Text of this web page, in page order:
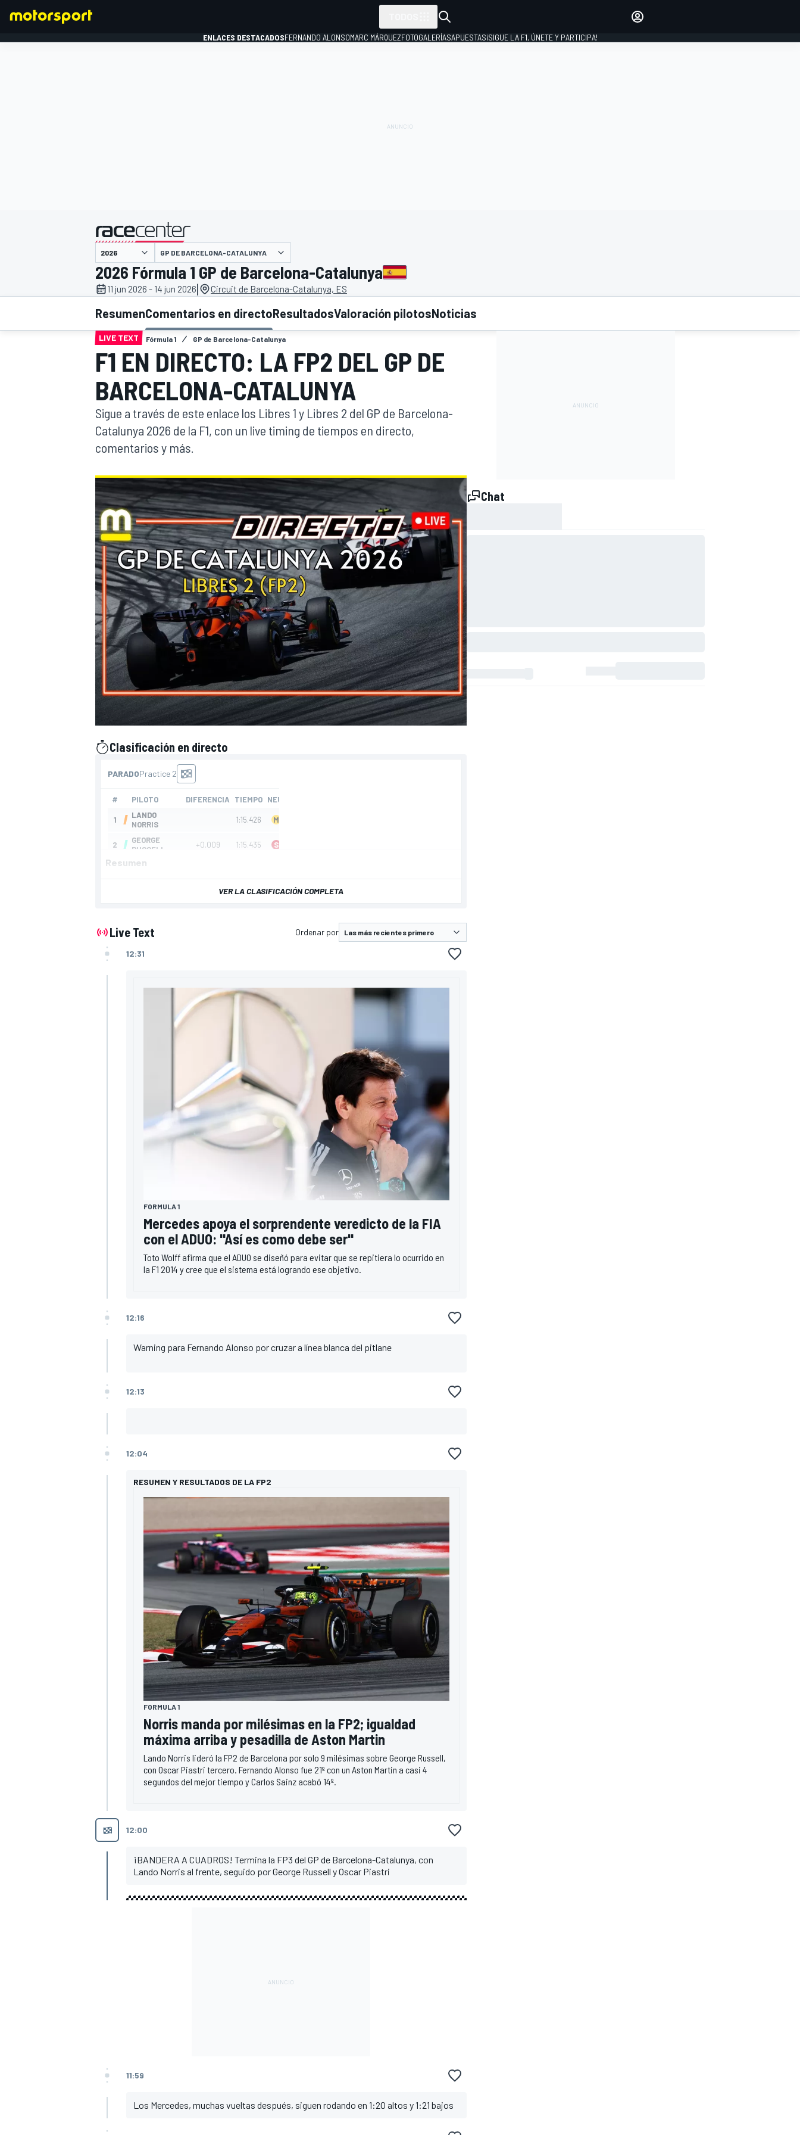
INDYCAR WRC
WEC FÓRMULA E
MÁS CATEGORÍAS
ENLACES DESTACADOSFERNANDO ALONSOMARC MÁRQUEZFOTOGALERÍASAPUESTAS¡SIGUE LA F1, ÚNETE Y PARTICIPA!
presentado por
GP DE BARCELONA-CATALUNYA
2026 Fórmula 1 GP de Barcelona-Catalunya
11 jun 2026 - 14 jun 2026| Circuit de Barcelona-Catalunya, ES
ResumenComentarios en directoResultadosValoración pilotosNoticias
LIVE TEXT Fórmula 1 GP de Barcelona-Catalunya
F1 EN DIRECTO: LA FP2 DEL GP DE
BARCELONA-CATALUNYA
Sigue a través de este enlace los Libres 1 y Libres 2 del GP de Barcelona-
Catalunya 2026 de la F1, con un live timing de tiempos en directo,
comentarios y más.
Clasificación en directo
presentado por
Resumen
VER LA CLASIFICACIÓN COMPLETA
Live Text Ordenar por
12:31
FORMULA 1
Mercedes apoya el sorprendente veredicto de la FIA
con el ADUO: "Así es como debe ser"
Toto Wolff afirma que el ADUO se diseñó para evitar que se repitiera lo ocurrido en
la F1 2014 y cree que el sistema está logrando ese objetivo.
12:16
Warning para Fernando Alonso por cruzar a línea blanca del pitlane
12:13
12:04
RESUMEN Y RESULTADOS DE LA FP2
FORMULA 1
Norris manda por milésimas en la FP2; igualdad
máxima arriba y pesadilla de Aston Martin
Lando Norris lideró la FP2 de Barcelona por solo 9 milésimas sobre George Russell,
con Oscar Piastri tercero. Fernando Alonso fue 21º con un Aston Martin a casi 4
segundos del mejor tiempo y Carlos Sainz acabó 14º.
12:00
¡BANDERA A CUADROS! Termina la FP3 del GP de Barcelona-Catalunya, con
Lando Norris al frente, seguido por George Russell y Oscar Piastri
11:59
Los Mercedes, muchas vueltas después, siguen rodando en 1:20 altos y 1:21 bajos
Chat